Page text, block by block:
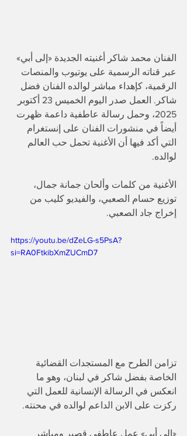
الفنان محمد شاكر أغنيته الجديدة «إلى أبي»
عبر قناته الرسمية على يوتيوب والمنصات
الرقمية، كإهداء مباشر لوالده الفنان فضل
شاكر. العمل صدر اليوم الخميس 23 أكتوبر
2025، وحمل رسالة عاطفية داعمة ظهرت
أيضاً في منشورات الفنان على إنستغرام
التي أكد فيها أن الأغنية تحمل حب العالم
لوالده.
الأغنية من كلمات وألحان جمانة جمال،
توزيع حسام الصعبي، والفيديو كليب من
إخراج جاد الصعبي.
https://youtu.be/dZeLG-s5PsA?
si=RA0FtkibXmZUCmD7
تزامن الطرح مع المستجدات القضائية
الخاصة بفضل شاكر في لبنان، وهو ما
انعكس في الرسالة الإنسانية للعمل التي
ركزت على الابن الداعم لوالده في محنته.
«إلى أبي» عمل عاطفي قصير ومباشر